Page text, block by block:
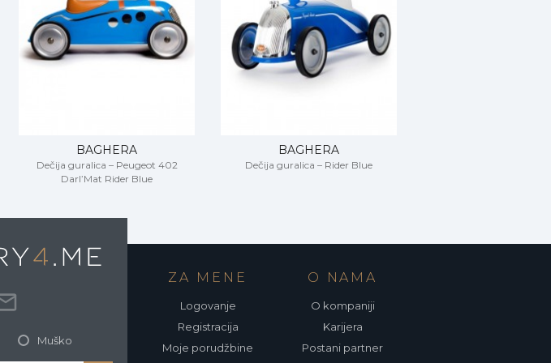
BAGHERA
Dečija guralica – Peugeot 402
Darl’Mat Rider Blue
BAGHERA
Dečija guralica – Rider Blue
Muško
ZA MENE
Logovanje
Registracija
Moje porudžbine
O NAMA
O kompaniji
Karijera
Postani partner